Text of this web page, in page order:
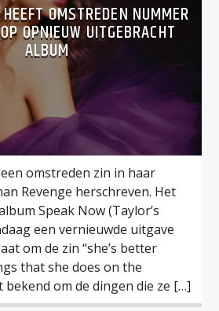
OMSTREDEN NUMMER
OPNIEUW UITGEBRACHT
ALBUM
omstreden zin in haar
Revenge herschreven. Het
Speak Now (Taylor’s
een vernieuwde uitgave
om de zin “she’s better
that she does on the
bekend om de dingen die ze […]